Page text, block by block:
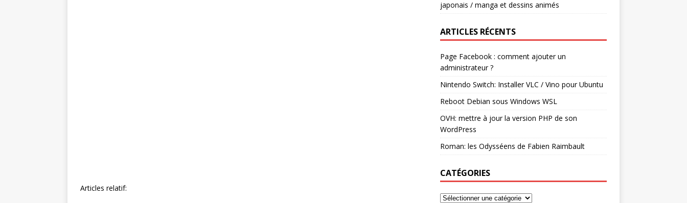
Articles relatif:
japonais / manga et dessins animés
ARTICLES RÉCENTS
Page Facebook : comment ajouter un
administrateur ?
Nintendo Switch: Installer VLC / Vino pour Ubuntu
Reboot Debian sous Windows WSL
OVH: mettre à jour la version PHP de son
WordPress
Roman: les Odysséens de Fabien Raimbault
CATÉGORIES